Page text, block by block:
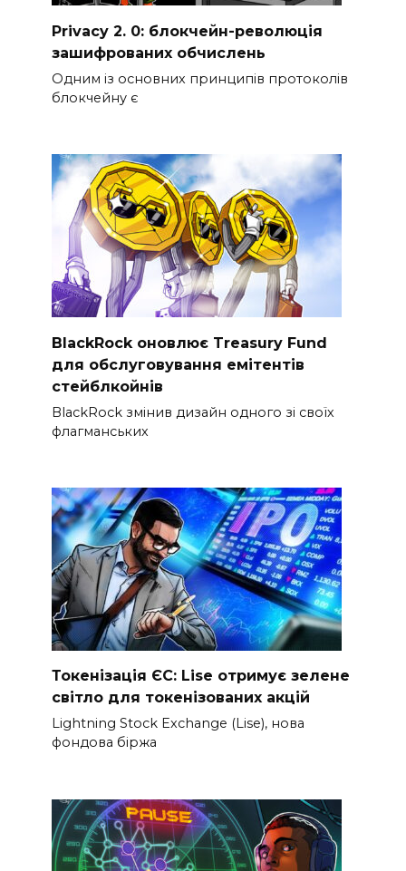
Privacy 2. 0: блокчейн-революція
зашифрованих обчислень
Одним із основних принципів протоколів
блокчейну є
BlackRock оновлює Treasury Fund
для обслуговування емітентів
стейблкойнів
BlackRock змінив дизайн одного зі своїх
флагманських
Токенізація ЄС: Lise отримує зелене
світло для токенізованих акцій
Lightning Stock Exchange (Lise), нова
фондова біржа